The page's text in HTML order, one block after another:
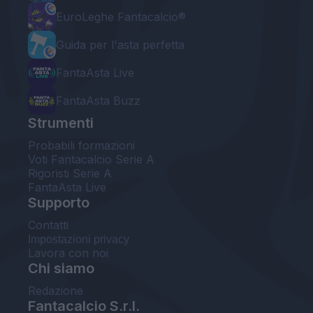
EuroLeghe Fantacalcio®
Guida per l'asta perfetta
FantaAsta Live
FantaAsta Buzz
Strumenti
Probabili formazioni
Voti Fantacalcio Serie A
Rigoristi Serie A
FantaAsta Live
Supporto
Contatti
Impostazioni privacy
Lavora con noi
Chi siamo
Redazione
Fantacalcio S.r.l.